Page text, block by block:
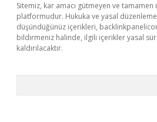
Sitemiz, kar amacı gütmeyen ve
platformudur. Hukuka ve yasal
düşündüğünüz içerikleri,
bildirmeniz halinde, ilgili içerikler yasal
kaldırılacaktır.